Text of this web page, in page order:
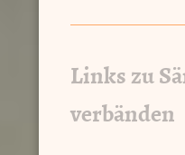
Links zu
verbänden